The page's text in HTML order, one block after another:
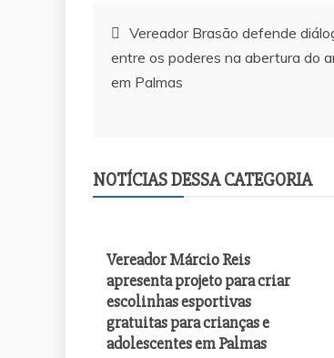
Navegação
de
Vereador Brasão defende
entre os poderes na abertura do
em Palmas
NOTÍCIAS DESSA CATEGORIA
Vereador Márcio Reis
apresenta projeto para criar
escolinhas esportivas
gratuitas para crianças e
adolescentes em Palmas